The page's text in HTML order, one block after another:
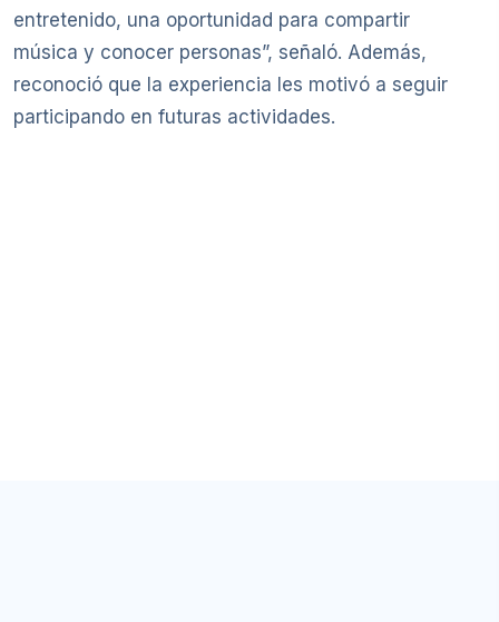
entretenido, una oportunidad para compartir
música y conocer personas”, señaló. Además,
reconoció que la experiencia les motivó a seguir
participando en futuras actividades.